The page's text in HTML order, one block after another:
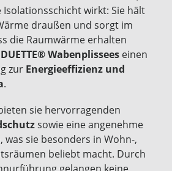
wirkt: Sie hält
draußen und sorgt im
die Raumwärme erhalten
DUETTE® Wabenplissees einen
zur Energieeffizienz und
.
sie hervorragenden
sowie eine angenehme
, was sie besonders in Wohn-,
beliebt macht. Durch